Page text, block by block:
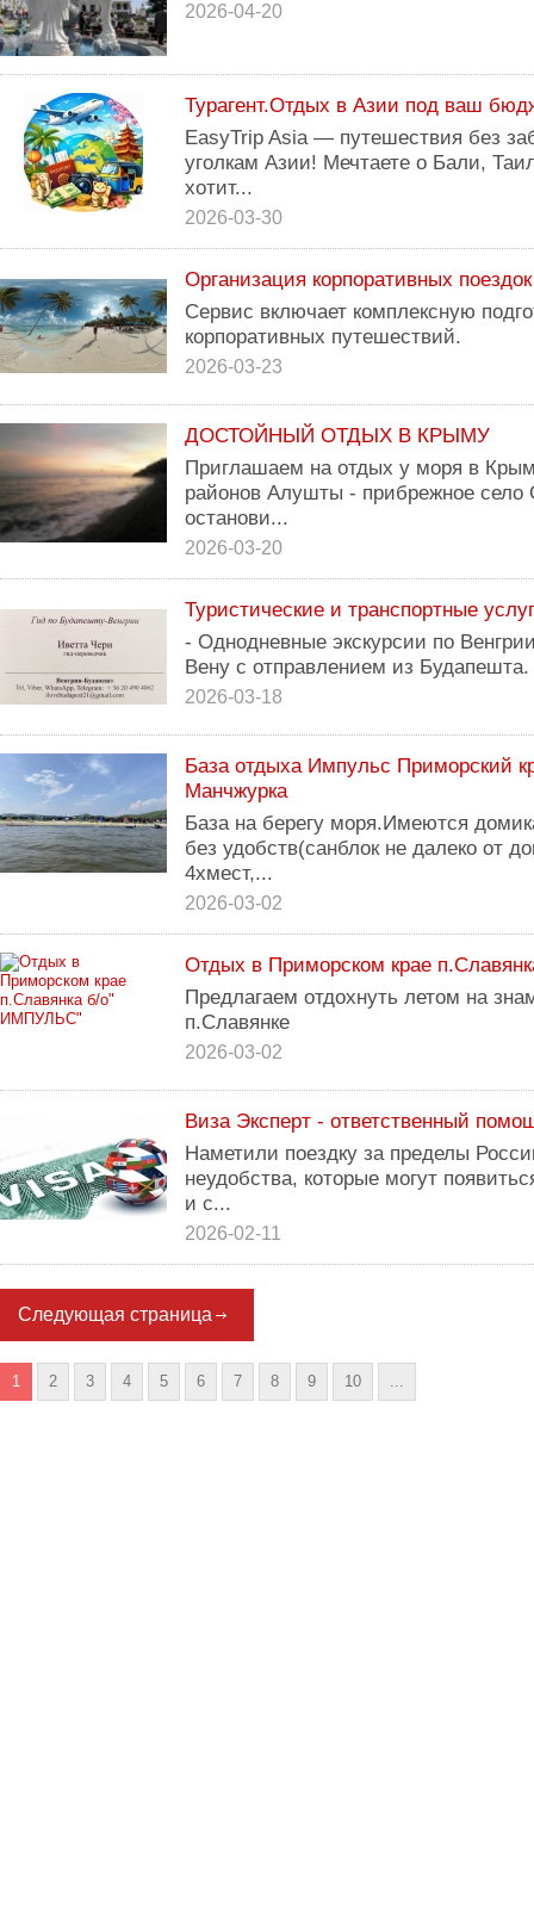
2026-04-20
Турагент.Отдых в Азии под ваш
EasyTrip Asia — путешествия без
уголкам Азии! Мечтаете о Бали,
хотит...
2026-03-30
Организация корпоративных поездок
Сервис включает комплексную
корпоративных путешествий.
2026-03-23
ДОСТОЙНЫЙ ОТДЫХ В КРЫМУ
Приглашаем на отдых у моря в
районов Алушты - прибрежное село
останови...
2026-03-20
Туристические и транспортные
- Однодневные экскурсии по
Вену с отправлением из Будапешта.
2026-03-18
База отдыха Импульс Приморский
Манчжурка
База на берегу моря.Имеются
без удобств(санблок не далеко от
4хмест,...
2026-03-02
Отдых в Приморском крае
Предлагаем отдохнуть летом на
п.Славянке
2026-03-02
Виза Эксперт - ответственный
Наметили поездку за пределы
неудобства, которые могут
и с...
2026-02-11
Следующая страница
1 2 3 4 5 6 7 8 9 10 ...